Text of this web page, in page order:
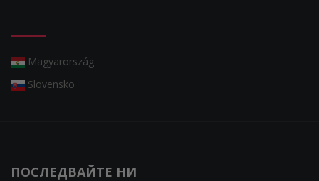
Magyarország
Slovensko
ПОСЛЕДВАЙТЕ НИ